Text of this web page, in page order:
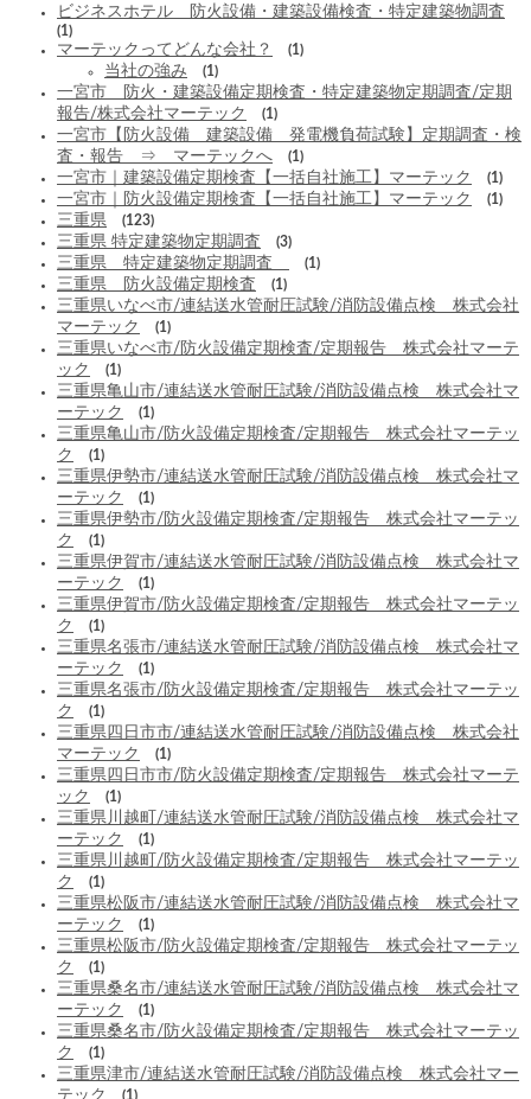
ビジネスホテル 防火設備・建築設備検査・特定建築物調査
(1)
マーテックってどんな会社？ (1)
当社の強み (1)
一宮市 防火・建築設備定期検査・特定建築物定期調査/定期
報告/株式会社マーテック
(1)
一宮市【防火設備 建築設備 発電機負荷試験】定期調査・検
査・報告 ⇒ マーテックへ
(1)
一宮市｜建築設備定期検査【一括自社施工】マーテック (1)
一宮市｜防火設備定期検査【一括自社施工】マーテック (1)
三重県 (123)
三重県 特定建築物定期調査 (3)
三重県 特定建築物定期調査 (1)
三重県 防火設備定期検査 (1)
三重県いなべ市/連結送水管耐圧試験/消防設備点検 株式会社
マーテック
(1)
三重県いなべ市/防火設備定期検査/定期報告 株式会社マーテ
ック
(1)
三重県亀山市/連結送水管耐圧試験/消防設備点検 株式会社マ
ーテック
(1)
三重県亀山市/防火設備定期検査/定期報告 株式会社マーテッ
ク
(1)
三重県伊勢市/連結送水管耐圧試験/消防設備点検 株式会社マ
ーテック
(1)
三重県伊勢市/防火設備定期検査/定期報告 株式会社マーテッ
ク
(1)
三重県伊賀市/連結送水管耐圧試験/消防設備点検 株式会社マ
ーテック
(1)
三重県伊賀市/防火設備定期検査/定期報告 株式会社マーテッ
ク
(1)
三重県名張市/連結送水管耐圧試験/消防設備点検 株式会社マ
ーテック
(1)
三重県名張市/防火設備定期検査/定期報告 株式会社マーテッ
ク
(1)
三重県四日市市/連結送水管耐圧試験/消防設備点検 株式会社
マーテック
(1)
三重県四日市市/防火設備定期検査/定期報告 株式会社マーテ
ック
(1)
三重県川越町/連結送水管耐圧試験/消防設備点検 株式会社マ
ーテック
(1)
三重県川越町/防火設備定期検査/定期報告 株式会社マーテッ
ク
(1)
三重県松阪市/連結送水管耐圧試験/消防設備点検 株式会社マ
ーテック
(1)
三重県松阪市/防火設備定期検査/定期報告 株式会社マーテッ
ク
(1)
三重県桑名市/連結送水管耐圧試験/消防設備点検 株式会社マ
ーテック
(1)
三重県桑名市/防火設備定期検査/定期報告 株式会社マーテッ
ク
(1)
三重県津市/連結送水管耐圧試験/消防設備点検 株式会社マー
テック
(1)